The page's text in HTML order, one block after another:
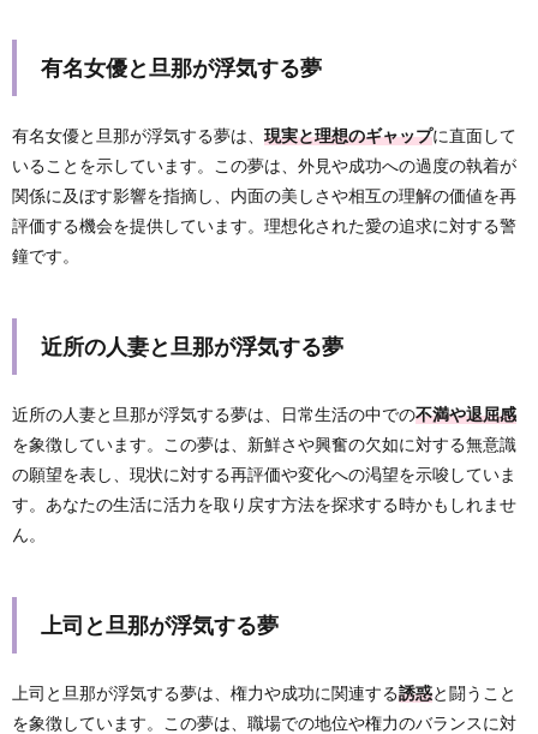
有名女優と旦那が浮気する夢
有名女優と旦那が浮気する夢は、 現実と理想のギャップに直面して
いることを示しています。この夢は、外見や成功への過度の執着が
関係に及ぼす影響を指摘し、内面の美しさや相互の理解の価値を再
評価する機会を提供しています。理想化された愛の追求に対する警
鐘です。
近所の人妻と旦那が浮気する夢
近所の人妻と旦那が浮気する夢は、日常生活の中での不満や退屈感
を象徴しています。この夢は、新鮮さや興奮の欠如に対する無意識
の願望を表し、現状に対する再評価や変化への渇望を示唆していま
す。あなたの生活に活力を取り戻す方法を探求する時かもしれませ
ん。
上司と旦那が浮気する夢
上司と旦那が浮気する夢は、権力や成功に関連する誘惑と闘うこと
を象徴しています。この夢は、職場での地位や権力のバランスに対